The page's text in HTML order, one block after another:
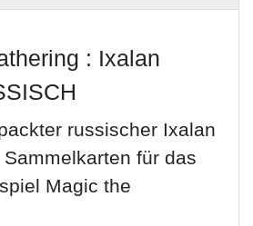
: Ixalan
russischer Ixalan
für das
Magic the